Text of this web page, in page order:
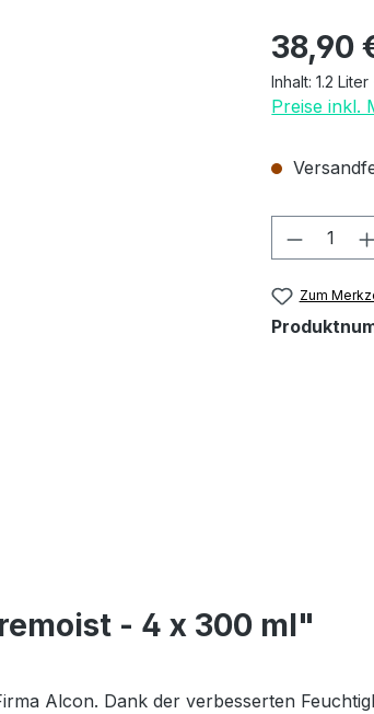
Regulärer
38,90
Inhalt:1.2 Liter
Preise inkl.
Zum
- 4 x 300 ml"
Alcon. Dank der verbesserten